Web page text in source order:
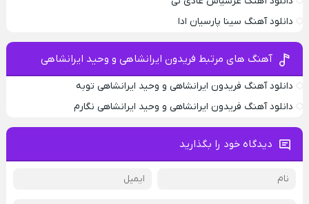
دانلود آهنگ سینا پارسیان ادا
آهنگ های مرتبط فریدون ایرانشاهی و وحید ایرانشاهی
دانلود آهنگ فریدون ایرانشاهی و وحید ایرانشاهی توبه
دانلود آهنگ فریدون ایرانشاهی و وحید ایرانشاهی نگارم
دیدگاه خود را بگذارید